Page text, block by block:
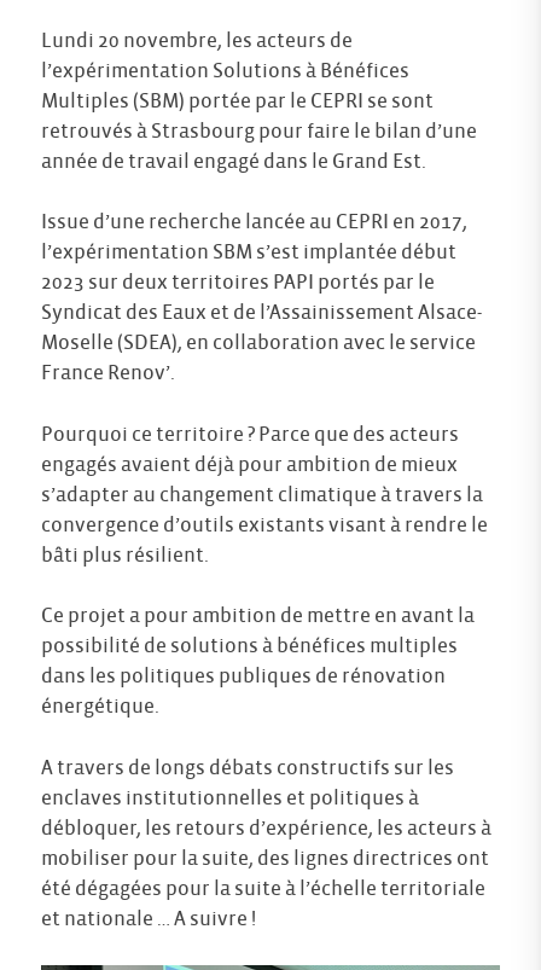
Lundi 20 novembre, les acteurs de
l’expérimentation Solutions à Bénéfices
Multiples (SBM) portée par le CEPRI se sont
retrouvés à Strasbourg pour faire le bilan d’une
année de travail engagé dans le Grand Est.
Issue d’une recherche lancée au CEPRI en 2017,
l’expérimentation SBM s’est implantée début
2023 sur deux territoires PAPI portés par le
Syndicat des Eaux et de l’Assainissement Alsace-
Moselle (SDEA), en collaboration avec le service
France Renov’.
Pourquoi ce territoire ? Parce que des acteurs
engagés avaient déjà pour ambition de mieux
s’adapter au changement climatique à travers la
convergence d’outils existants visant à rendre le
bâti plus résilient.
Ce projet a pour ambition de mettre en avant la
possibilité de solutions à bénéfices multiples
dans les politiques publiques de rénovation
énergétique.
A travers de longs débats constructifs sur les
enclaves institutionnelles et politiques à
débloquer, les retours d’expérience, les acteurs à
mobiliser pour la suite, des lignes directrices ont
été dégagées pour la suite à l’échelle territoriale
et nationale … A suivre !